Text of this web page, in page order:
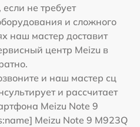
не требует
и сложного
наш мастер доставит
центр Meizu в
и наш мастер сц
и рассчитает
Meizu Note 9
Meizu Note 9 M923Q